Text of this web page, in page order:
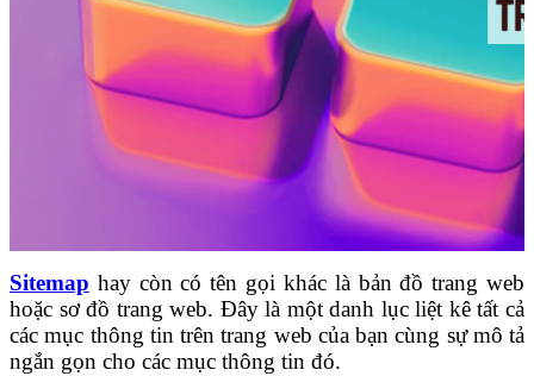
Sitemap hay còn có tên gọi khác là bản đồ trang web
hoặc sơ đồ trang web. Đây là một danh lục liệt kê tất cả
các mục thông tin trên trang web của bạn cùng sự mô tả
ngắn gọn cho các mục thông tin đó.